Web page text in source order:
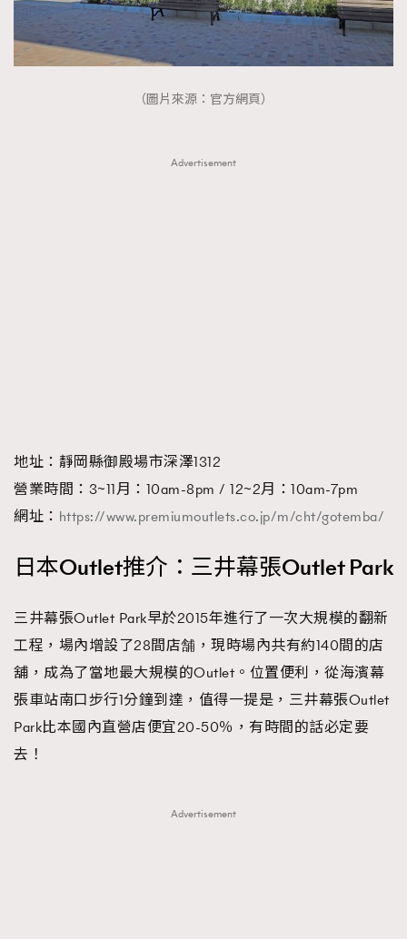
（圖片來源：官方網頁）
Advertisement
地址：靜岡縣御殿場市深澤1312
營業時間：3~11月：10am-8pm / 12~2月：10am-7pm
網址： https://www.premiumoutlets.co.jp/m/cht/gotemba/
日本Outlet推介：三井幕張Outlet Park
三井幕張Outlet Park早於2015年進行了一次大規模的翻新
工程，場內增設了28間店舗，現時場內共有約140間的店
舖，成為了當地最大規模的Outlet。位置便利，從海濱幕
張車站南口步行1分鐘到達，值得一提是，三井幕張Outlet
Park比本國內直營店便宜20-50％，有時間的話必定要
去！
Advertisement